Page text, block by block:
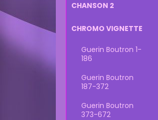
CHANSON 2
CHROMO VIGNETTE
Guerin Boutron 1-
186
Guerin Boutron
187-372
Guerin Boutron
373-672